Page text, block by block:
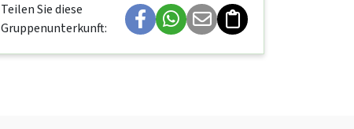
Teilen Sie diese
Gruppenunterkunft: